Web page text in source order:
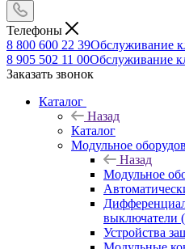
Телефоны
8 800 600 22 39Обслуживание
8 905 502 11 00Обслуживание
Заказать звонок
Каталог
Назад
Каталог
Модульное
Назад
Модульное
Устройства